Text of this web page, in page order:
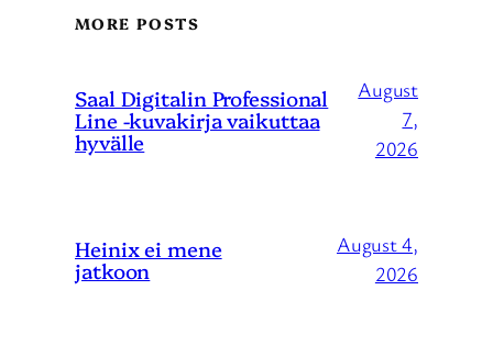
MORE POSTS
Saal Digitalin Professional
Line -kuvakirja vaikuttaa
hyvälle
August
7,
2026
Heinix ei mene
jatkoon
August 4,
2026